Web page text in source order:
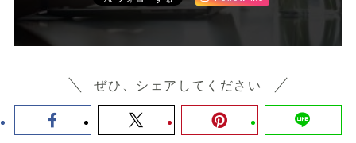
ぜひ、シェアしてください